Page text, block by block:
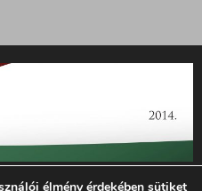
2014. évi működésének
élmény érdekében sütiket